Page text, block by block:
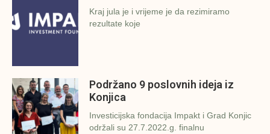
Kraj jula je i vrijeme je da rezimiramo
rezultate koje
Podržano 9 poslovnih ideja iz
Konjica
Investicijska fondacija Impakt i Grad Konjic
održali su 27.7.2022.g. finalnu